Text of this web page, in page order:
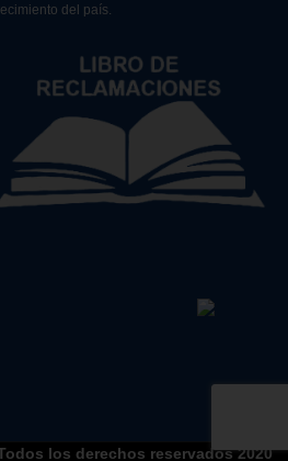
del país.
los derechos reservados 2020